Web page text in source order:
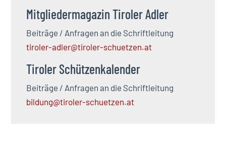
Mitgliedermagazin Tiroler Adler
Beiträge / Anfragen an die Schriftleitung
tiroler-adler@tiroler-schuetzen.at
Tiroler Schützenkalender
Beiträge / Anfragen an die Schriftleitung
bildung@tiroler-schuetzen.at